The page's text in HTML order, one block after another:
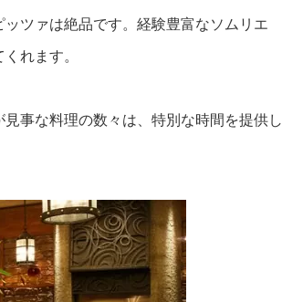
ツァは絶品です。経験豊富なソムリエ
れます。
事な料理の数々は、特別な時間を提供し